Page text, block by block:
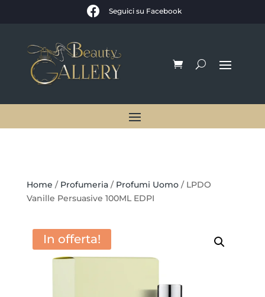
 Seguici su Facebook
Home / Profumeria/ Profumi Uomo/ LPDO
Vanille Persuasive 100ML EDPI
In offerta!